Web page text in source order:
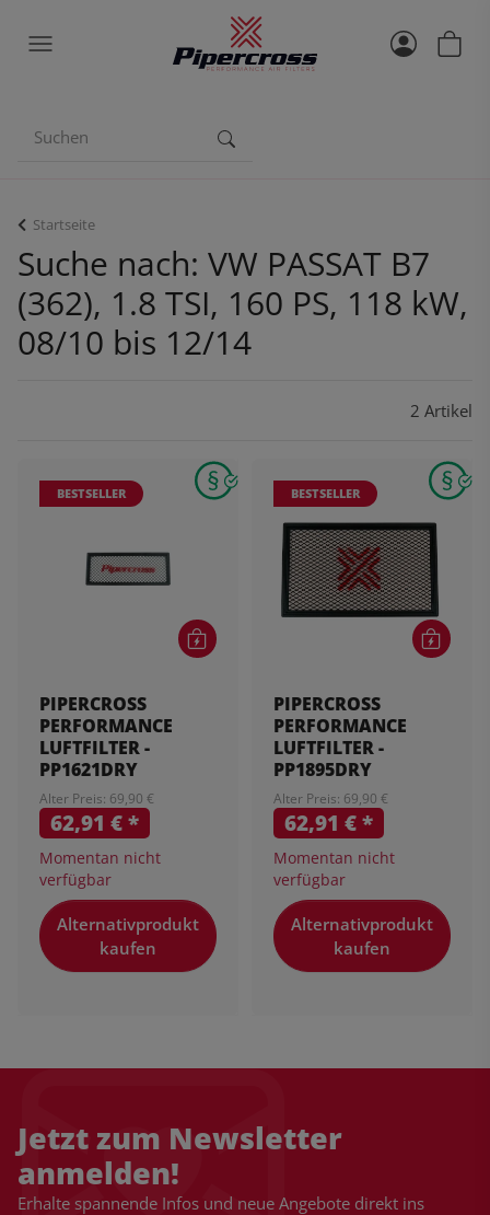
Startseite
Suche nach: VW PASSAT B7
(362), 1.8 TSI, 160 PS, 118 kW,
08/10 bis 12/14
2 Artikel
BESTSELLER
PIPERCROSS
PERFORMANCE
LUFTFILTER -
PP1621DRY
Alter Preis: 69,90 €
62,91 €*
Momentan nicht
verfügbar
Alternativprodukt
kaufen
BESTSELLER
PIPERCROSS
PERFORMANCE
LUFTFILTER -
PP1895DRY
Alter Preis: 69,90 €
62,91 €*
Momentan nicht
verfügbar
Alternativprodukt
kaufen
Jetzt zum Newsletter
anmelden!
Erhalte spannende Infos und neue Angebote direkt ins